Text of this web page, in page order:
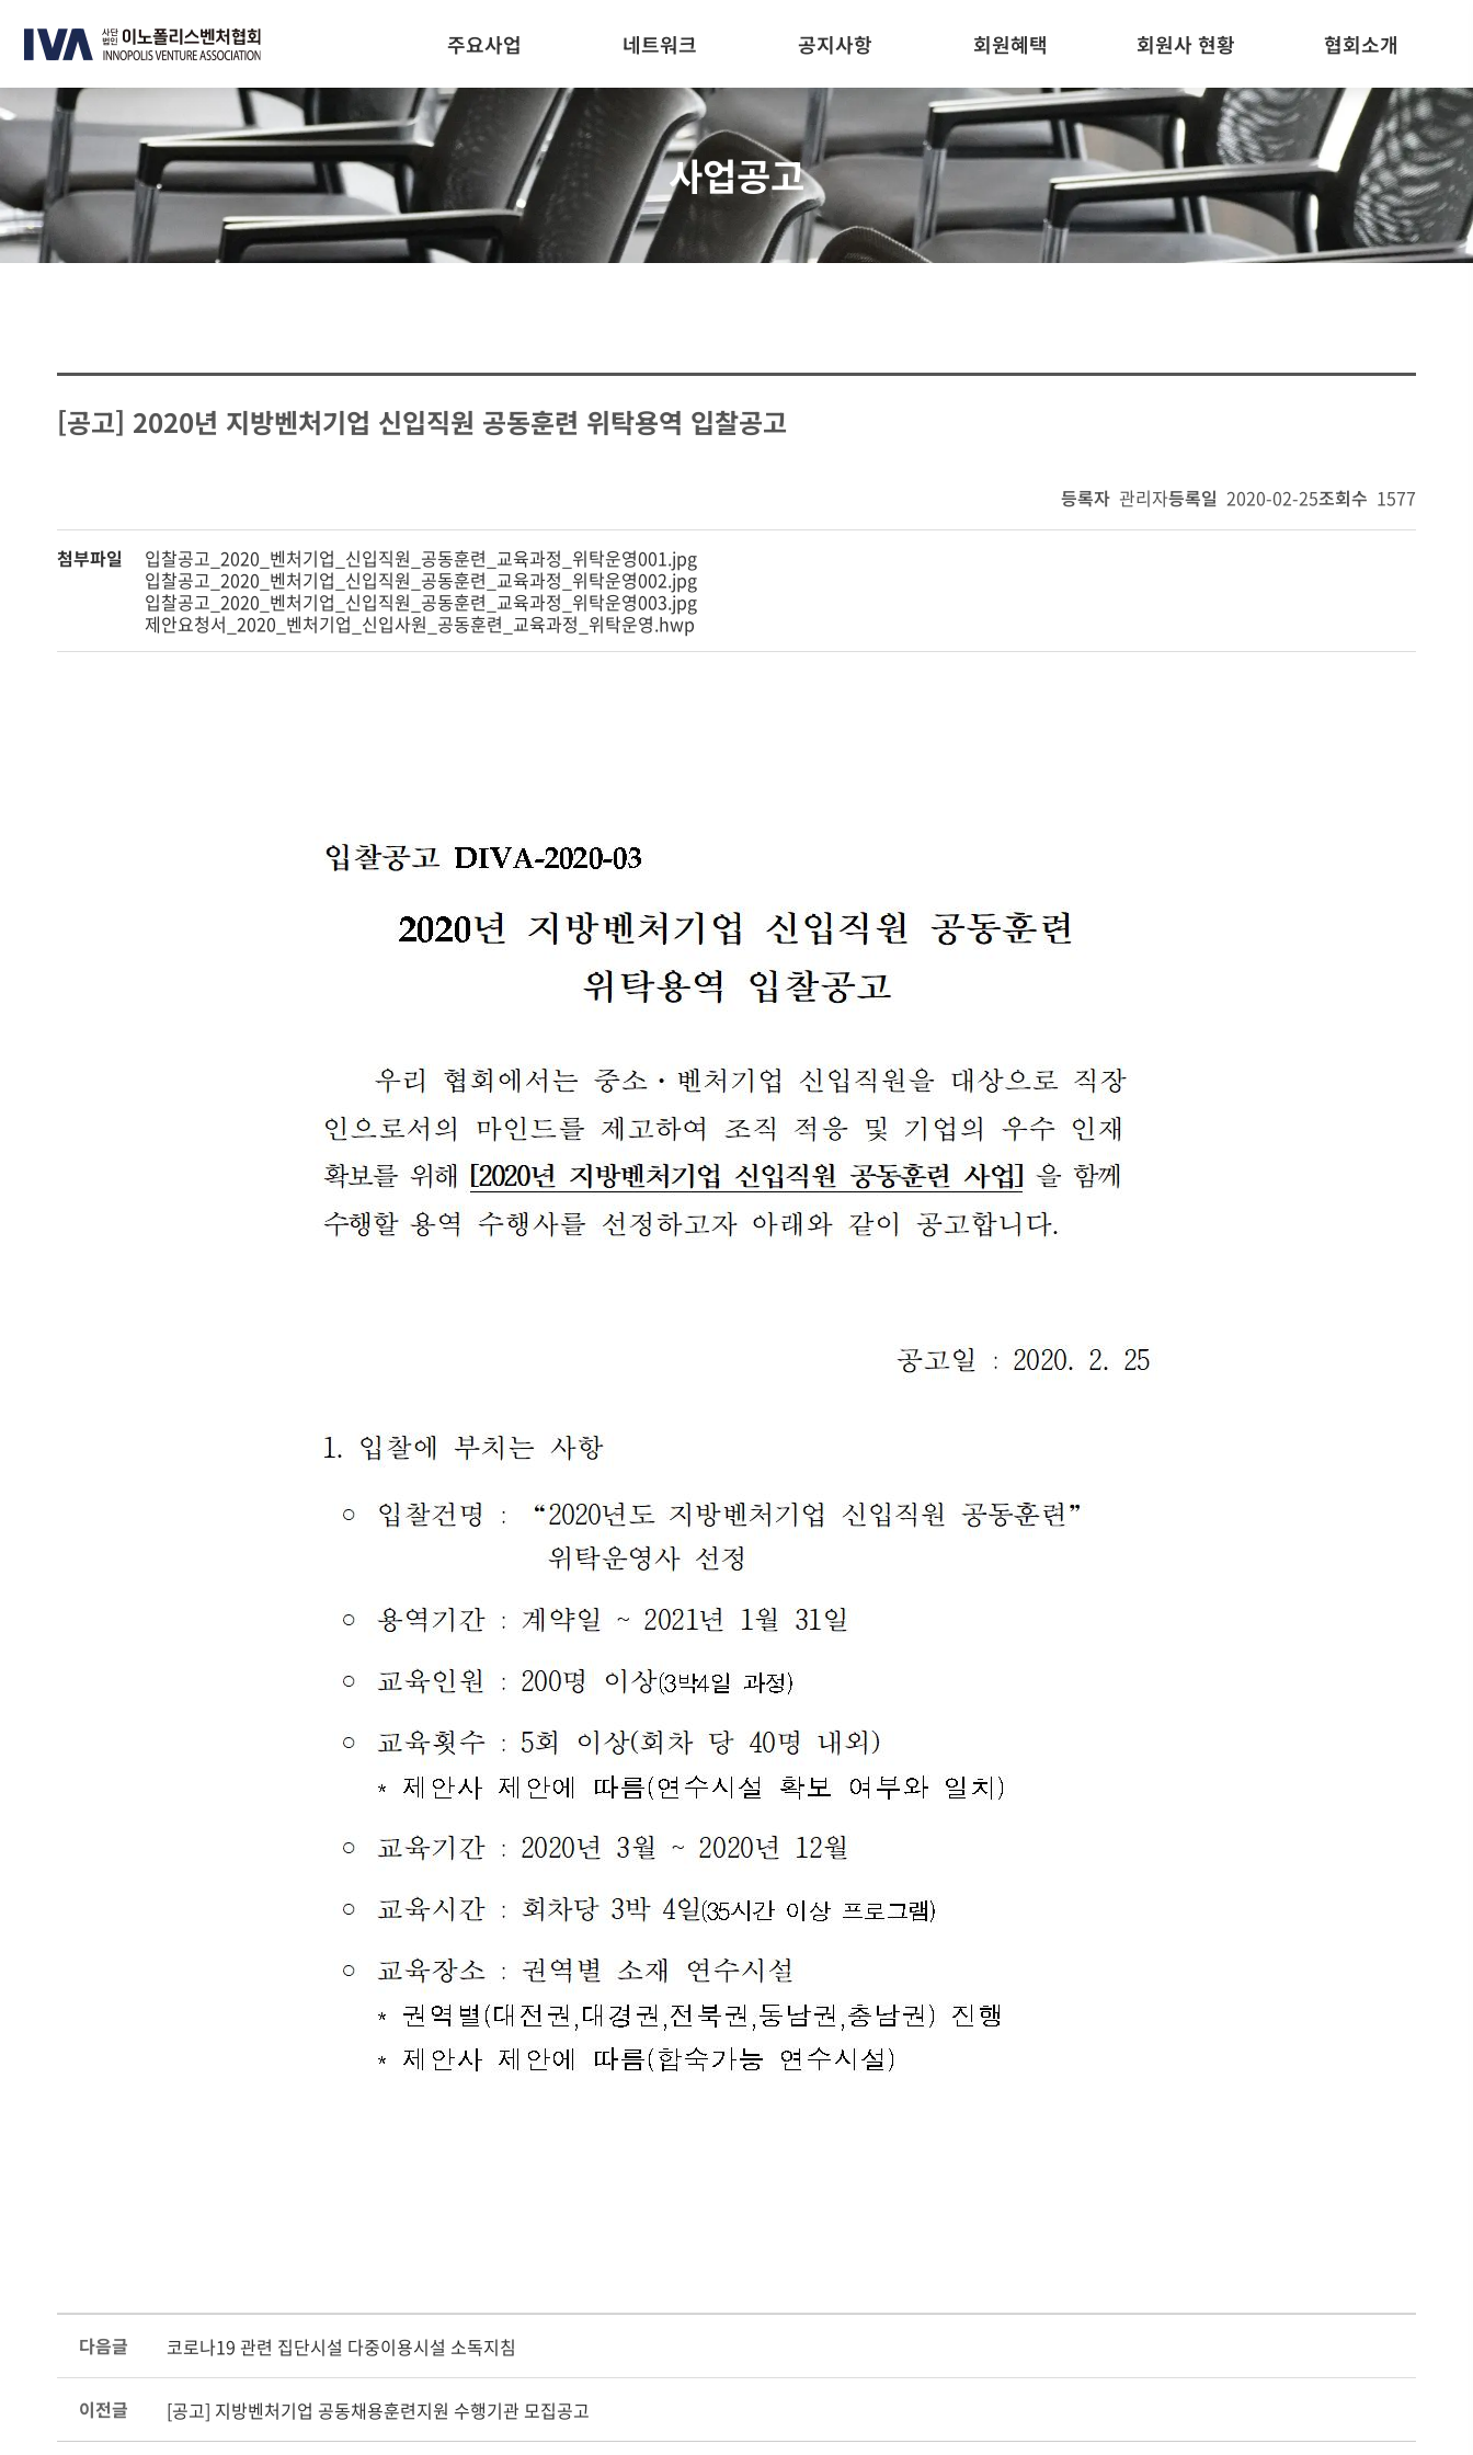
주요사업 네트워크 공지사항 회원혜택 회원사 현황 협회소개
사업공고
[공고] 2020년 지방벤처기업 신입직원 공동훈련 위탁용역 입찰공고
등록자 관리자등록일 2020-02-25조회수 1577
첨부파일
입찰공고_2020_벤처기업_신입직원_공동훈련_교육과정_위탁운영001.jpg
입찰공고_2020_벤처기업_신입직원_공동훈련_교육과정_위탁운영002.jpg
입찰공고_2020_벤처기업_신입직원_공동훈련_교육과정_위탁운영003.jpg
제안요청서_2020_벤처기업_신입사원_공동훈련_교육과정_위탁운영.hwp
다음글 코로나19 관련 집단시설 다중이용시설 소독지침
이전글 [공고] 지방벤처기업 공동채용훈련지원 수행기관 모집공고